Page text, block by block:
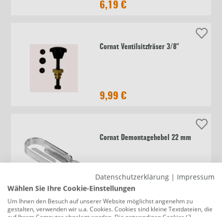
6,19 €
Cornat Ventilsitzfräser 3/8"
9,99 €
Cornat Demontagehebel 22 mm
10,49 €
Datenschutzerklärung | Impressum
Wählen Sie Ihre Cookie-Einstellungen
Um Ihnen den Besuch auf unserer Website möglichst angenehm zu
gestalten, verwenden wir u.a. Cookies. Cookies sind kleine Textdateien, die